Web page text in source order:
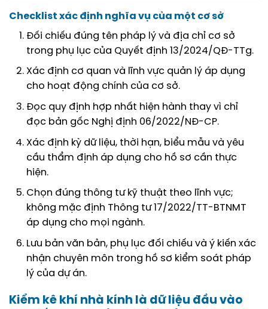
Checklist xác định nghĩa vụ của một cơ sở
Đối chiếu đúng tên pháp lý và địa chỉ cơ sở
trong phụ lục của Quyết định 13/2024/QĐ-TTg.
Xác định cơ quan và lĩnh vực quản lý áp dụng
cho hoạt động chính của cơ sở.
Đọc quy định hợp nhất hiện hành thay vì chỉ
đọc bản gốc Nghị định 06/2022/NĐ-CP.
Xác định kỳ dữ liệu, thời hạn, biểu mẫu và yêu
cầu thẩm định áp dụng cho hồ sơ cần thực
hiện.
Chọn đúng thông tư kỹ thuật theo lĩnh vực;
không mặc định Thông tư 17/2022/TT-BTNMT
áp dụng cho mọi ngành.
Lưu bản văn bản, phụ lục đối chiếu và ý kiến xác
nhận chuyên môn trong hồ sơ kiểm soát pháp
lý của dự án.
Kiểm kê khí nhà kính là dữ liệu đầu vào